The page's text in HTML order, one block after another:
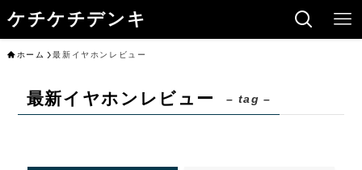
ケチケチデンキ
ホーム 最新イヤホンレビュー
最新イヤホンレビュー – tag –